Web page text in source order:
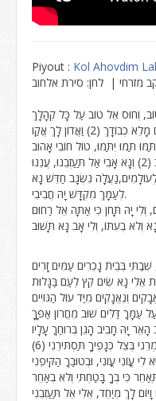
Piyout : Kol Ahovdim
מזרחי | לחן: סירת אלחוב
וְחוּס אֵל טוֹב עַל כָּל קְהָלָךְ
(2) וַאֲדוֹן לָךְ אֲקַו
נִשְׂגָּב חַדֵּשׁ נָא
לְעַמָּךְ מִקְדָּשׁ יָהּ חֲבִיבִי.
שִׁבֽתִּי בְּבֵית נָכְרִים עַמִּים זָרִים
אֵלִי נָא שִׂים קֵץ לְעַם בַּגָּלוּת
בְּצֵל כְּנָפֶיךָ תַּסְתּירֵנִי (6)
עֳוֹנִי עֳוֹנִי, וּבְטוּבַךֽ הַקִּיפֵנִי